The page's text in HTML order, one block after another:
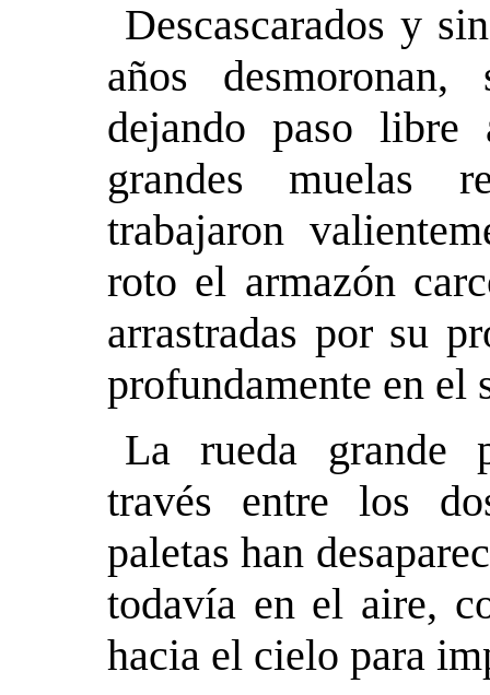
Descascarados y
años
dejando paso
grandes muelas
trabajaron
roto el armazón
arrastradas por su
profundamente en el
La rueda grande
través entre los
paletas han
todavía en el aire,
hacia el cielo para